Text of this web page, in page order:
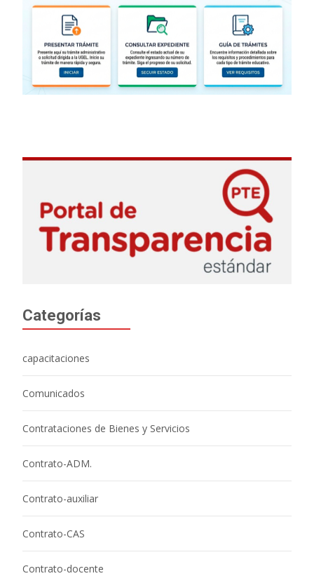
Categorías
capacitaciones
Comunicados
Contrataciones de Bienes y Servicios
Contrato-ADM.
Contrato-auxiliar
Contrato-CAS
Contrato-docente